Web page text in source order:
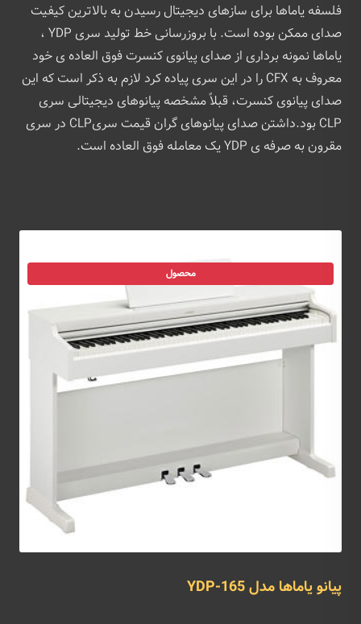
فلسفه یاماها برای سازهای دیجیتال رسیدن به بالاترین کیفیت
صدای ممکن بوده است. با بروزرسانی خط تولید سری YDP ،
یاماها نمونه برداری از صدای پیانوی کنسرت فوق العاده ی خود
معروف به CFX را در این سری پیاده کرد لازم به ذکر است که این
صدای پیانوی کنسرت، قبلاً مشخصه پیانوهای دیجیتالی سری
CLP بود.داشتن صدای پیانوهای گران قیمت سریCLP در سری
مقرون به صرفه ی YDP یک معامله فوق العاده است.
محصول
پیانو یاماها مدل YDP-165